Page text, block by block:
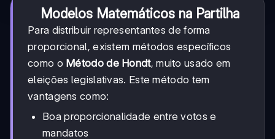
Modelos Matemáticos na Partilha
Para distribuir representantes de forma
proporcional, existem métodos específicos
como o Método de Hondt, muito usado em
eleições legislativas. Este método tem
vantagens como:
Boa proporcionalidade entre votos e
mandatos